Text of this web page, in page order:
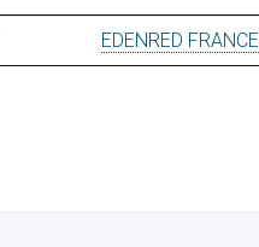
EDENRED FRANCE